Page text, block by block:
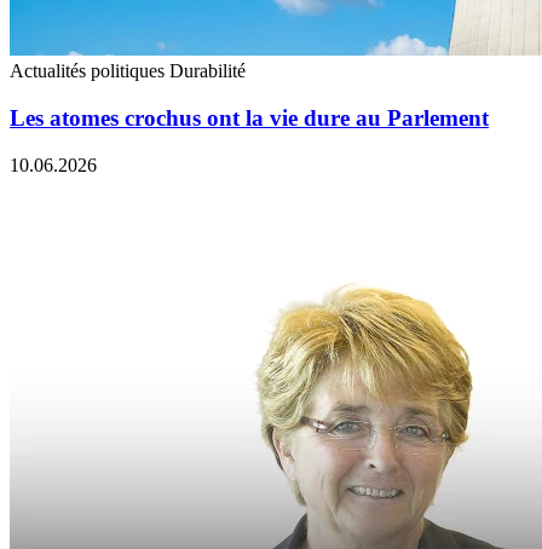
Actualités politiques Durabilité
Les atomes crochus ont la vie dure au Parlement
10.06.2026